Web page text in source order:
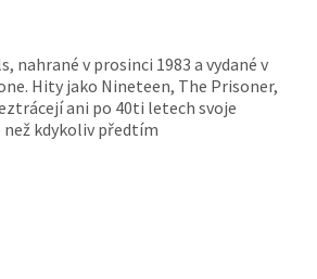
nahrané v prosinci 1983 a vydané v
Hity jako Nineteen, The Prisoner,
ani po 40ti letech svoje
kdykoliv předtím